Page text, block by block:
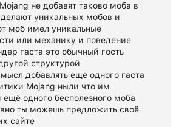
не добавят таково моба в
уникальных мобов и
моб имел уникальные
или механику и поведение
гаста это обычный гость
структурой
добавлять ещё одного гаста
Mojang ныли что им
ещё одного бесполезного моба
ты можешь предложить своё
сайте